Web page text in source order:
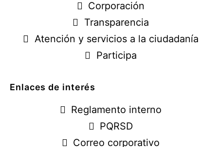
Corporación
Transparencia
Atención y servicios a la ciudadanía
Participa
Enlaces de interés
Reglamento interno
PQRSD
Correo corporativo